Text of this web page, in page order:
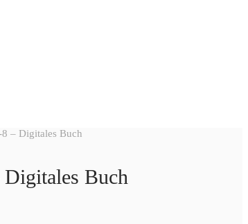
– Digitales Buch
Buch